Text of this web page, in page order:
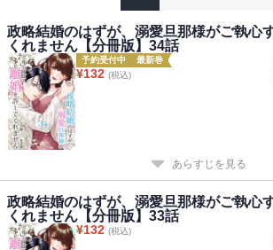
政略結婚のはずが、溺愛旦那様がご執心
くれません【分冊版】34話
予約受付中 最新巻
¥132 (税込)
あらすじを見る
政略結婚のはずが、溺愛旦那様がご執心
くれません【分冊版】33話
¥132 (税込)